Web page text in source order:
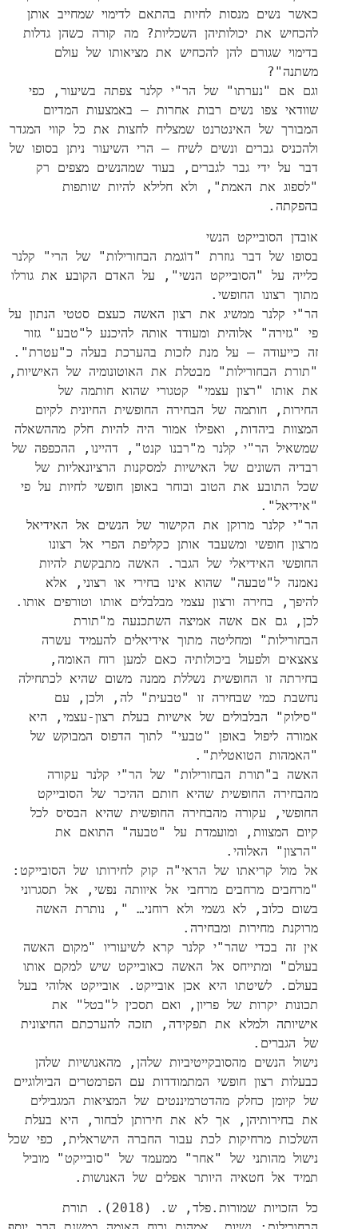
כאשר נשים מנסות לחיות בהתאם לדימוי שמחייב אותן
להכחיש את יכולותיהן השכליות? מה קורה כשהן גדלות
בדימוי שגורם להן להכחיש את מציאותו של עולם
משתנה"?
וגם אם "נערתו" של הר"י קלנר צפתה בשיעור, כפי
שוודאי צפו נשים רבות אחרות – באמצעות המדיום
המבורך של האינטרנט שמצליח לחצות את כל קווי המגדר
ולהכניס גברים ונשים לשיח – הרי השיעור ניתן בסופו של
דבר על ידי גבר לגברים, בעוד שמהנשים מצפים רק
"לספוג את האמת", ולא חלילא להיות שותפות
בהפקתה.
אובדן הסובייקט הנשי
בסופו של דבר גוזרת "דוֹגמת הבחורילות" של הרי" קלנר
כלייה על "הסובייקט הנשי", על האדם הקובע את גורלו
מתוך רצונו החופשי.
הר"י קלנר ממשיג את רצון האשה כעצם סטטי הנתון על
פי "גזירה" אלוהית ומעודד אותה להיכנע ל"טבע" גזור
זה כייעודה – על מנת לזכות בהערכת בעלה כ"עטרת".
"תורת הבחורילות" מבטלת את האוטונומיה של האישיות,
את אותו "רצון עצמי" קטגורי שהוא חותמה של
החירות, חותמה של הבחירה החופשית החיונית לקיום
המצוות ביהדות, ואפילו אמור היה להיות חלק מההשאלה
שמשאיל הר"י קלנר מ"רבנו קנט", דהיינו, ההכפפה של
רבדיה השונים של האישיות למסקנות הרציונאליות של
שכל התובע את הטוב ובוחר באופן חופשי לחיות על פי
"אידיאל".
הר"י קלנר מרוקן את הקישור של הנשים אל האידיאל
מרצון חופשי ומשעבד אותן כקליפת הפרי אל רצונו
החופשי האידיאלי של הגבר. האשה מתבקשת להיות
נאמנה ל"טבעה" שהוא אינו בחירי או רצוני, אלא
להיפך, בחירה ורצון עצמי מבלבלים אותו וטורפים אותו.
לכן, גם אם אשה אמיצה השתכנעה מ"תורת
הבחורילות" ומחליטה מתוך אידיאלים להעמיד עשרה
צאצאים ולפעול ביכולותיה כאם למען רוח האומה,
בחירתה זו החופשית נשללת ממנה משום שהיא לכתחילה
נחשבת כמי שבחירה זו "טבעית" לה, ולכן, עם
"סילוק" הבלבולים של אישיות בעלת רצון-עצמי, היא
אמורה ליפול באופן "טבעי" לתוך הדפוס המבוקש של
"האמהות הטואטלית".
האשה ב"תורת הבחורילות" של הר"י קלנר עקורה
מהבחירה החופשית שהיא חותם ההיכר של הסובייקט
החופשי, עקורה מהבחירה החופשית שהיא הבסיס לכל
קיום המצוות, ומועמדת על "טבעה" התואם את
"הרצון" האלוהי.
אל מול קריאתו של הראי"ה קוק לחירותו של הסובייקט:
"מרחבים מרחבים מרחבי אל איוותה נפשי, אל תסגרוני
בשום כלוב, לא גשמי ולא רוחני… ", נותרת האשה
מרוקנת מחירות ומבחירה.
אין זה בכדי שהר"י קלנר קרא לשיעוריו "מקום האשה
בעולם" ומתייחס אל האשה כאובייקט שיש למקם אותו
בעולם. לשיטתו היא אכן אובייקט. אובייקט אלוהי בעל
תכונות יקרות של פריון, ואם תסכין ל"בטל" את
אישיותה ולמלא את תפקידה, תזכה להערכתם החיצונית
של הגברים.
נישול הנשים מהסובקייטיביות שלהן, מהאנושיות שלהן
כבעלות רצון חופשי המתמודדות עם הפרמטרים הביולוגיים
של קיומן כחלק מהדטרמיננטים של המציאות המגבילים
את בחירותיהן, אך לא את חירותן לבחור, היא בעלת
השלכות מרחיקות לכת עבור החברה הישראלית, כפי שכל
נישול מהותני של "אחר" ממעמד של "סובייקט" מוביל
תמיד אל חטאיה היותר אפלים של האנושות.
כל הזכויות שמורות.פלד, ש. (2018). תורת